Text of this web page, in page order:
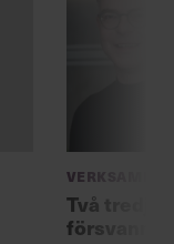
Två
försvann